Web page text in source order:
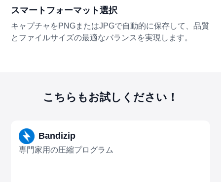
スマートフォーマット選択
キャプチャをPNGまたはJPGで自動的に保存して、品質
とファイルサイズの最適なバランスを実現します。
こちらもお試しください！
Bandizip
専門家用の圧縮プログラム